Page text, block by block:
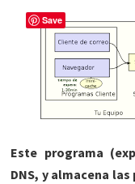
Este programa
DNS, y almacena
Save